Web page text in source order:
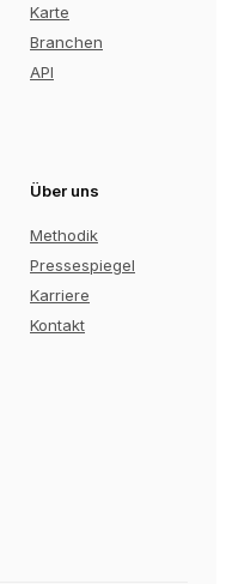
Karte
Branchen
API
Über uns
Methodik
Pressespiegel
Karriere
Kontakt